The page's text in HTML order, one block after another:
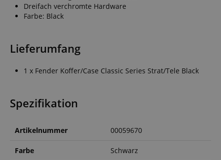
Dreifach verchromte Hardware
Farbe: Black
Lieferumfang
1 x Fender Koffer/Case Classic Series Strat/Tele Black
Spezifikation
Artikelnummer 00059670
Farbe Schwarz